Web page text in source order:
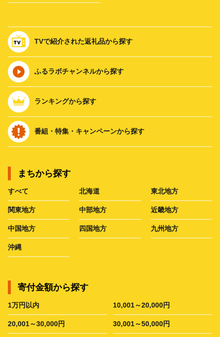
TVで紹介された返礼品から探す
ふるラボチャンネルから探す
ランキングから探す
番組・特集・キャンペーンから探す
まちから探す
すべて 北海道 東北地方
関東地方 中部地方 近畿地方
中国地方 四国地方 九州地方
沖縄
寄付金額から探す
1万円以内 10,001～20,000円
20,001～30,000円 30,001～50,000円